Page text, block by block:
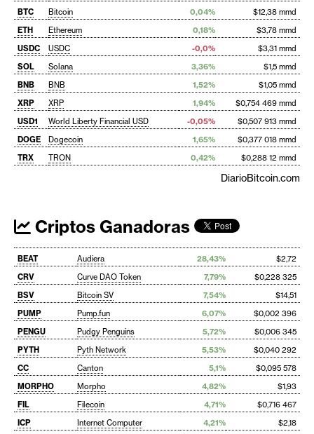
BTC
Bitcoin 0,04%
$12,38 mmd
ETH
Ethereum 0,18%
$3,78 mmd
USDC
USDC -0,0%
$3,31 mmd
SOL
Solana 3,36%
$1,5 mmd
BNB
BNB 1,52%
$1,05 mmd
XRP
XRP 1,94%
$0,754 469 mmd
USD1
World Liberty Financial USD -0,05%
$0,507 913 mmd
DOGE
Dogecoin 1,65%
$0,377 018 mmd
TRX
TRON 0,42% $0,288 12 mmd
DiarioBitcoin.com
Criptos Ganadoras
BEAT Audiera 28,43%
$2,72
CRV
Curve DAO Token 7,79%
$0,228 325
BSV
Bitcoin SV 7,54%
$14,51
PUMP
Pump.fun 6,07%
$0,002 396
PENGU
Pudgy Penguins 5,72%
$0,006 345
PYTH
Pyth Network 5,53%
$0,040 292
CC
Canton 5,1%
$0,095 578
MORPHO
Morpho 4,82%
$1,93
FIL
Filecoin 4,71%
$0,716 467
ICP
Internet Computer 4,21% $2,18